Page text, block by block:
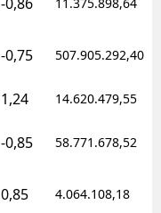
-0,75 507.905.292,40
1,24 14.620.479,55
-0,85 58.771.678,52
0,85 4.064.108,18